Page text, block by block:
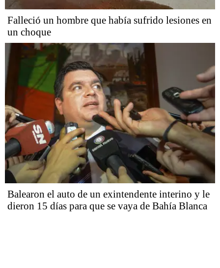
Falleció un hombre que había sufrido lesiones en
un choque
Balearon el auto de un exintendente interino y le
dieron 15 días para que se vaya de Bahía Blanca